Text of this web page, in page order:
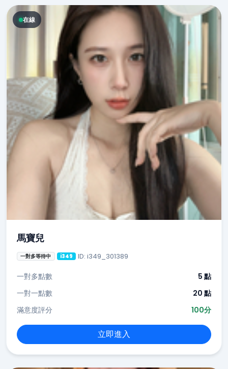
在線
馬寶兒
一對多等待中 i349 ID: i349_301389
一對多點數
5 點
一對一點數
20 點
滿意度評分
100分
立即進入